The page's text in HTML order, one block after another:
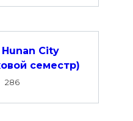
Hunan City
семестр)
286